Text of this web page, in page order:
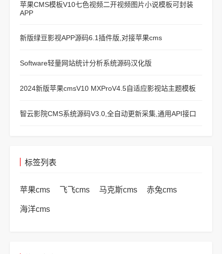
苹果CMS模板V10七色视频二开视频图片小说模板可封装
APP
新版绿豆影视APP源码6.1插件版,对接苹果cms
Software轻量网站统计分析系统源码汉化版
2024新版苹果cmsV10 MXProV4.5自适应影视站主题模板
智云影院CMS系统源码V3.0,全自动更新采集,通用API接口
标签列表
苹果cms 飞飞cms 马克斯cms 赤兔cms
海洋cms